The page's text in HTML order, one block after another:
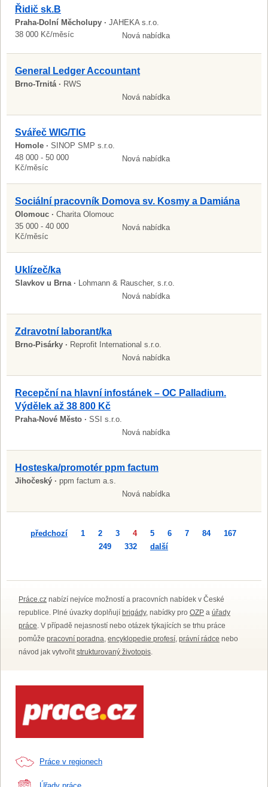
Řidič sk.B
Praha-Dolní Měcholupy · JAHEKA s.r.o.
38 000 Kč/měsíc
Nová nabídka
General Ledger Accountant
Brno-Trnitá · RWS
Nová nabídka
Svářeč WIG/TIG
Homole · SINOP SMP s.r.o.
48 000 - 50 000
Kč/měsíc
Nová nabídka
Sociální pracovník Domova sv. Kosmy a Damiána
Olomouc · Charita Olomouc
35 000 - 40 000
Kč/měsíc
Nová nabídka
Uklízeč/ka
Slavkov u Brna · Lohmann & Rauscher, s.r.o.
Nová nabídka
Zdravotní laborant/ka
Brno-Pisárky · Reprofit International s.r.o.
Nová nabídka
Recepční na hlavní infostánek – OC Palladium.
Výdělek až 38 800 Kč
Praha-Nové Město · SSI s.r.o.
Nová nabídka
Hosteska/promotér ppm factum
Jihočeský · ppm factum a.s.
Nová nabídka
předchozí 1 2 3 4 5 6 7 84
167
249
332 další
Práce.cz nabízí nejvíce možností a pracovních nabídek v České
republice. Plné úvazky doplňují brigády, nabídky pro OZP a úřady
práce. V případě nejasností nebo otázek týkajících se trhu práce
pomůže pracovní poradna, encyklopedie profesí, právní rádce nebo
návod jak vytvořitstrukturovaný životopis.
Práce v regionech